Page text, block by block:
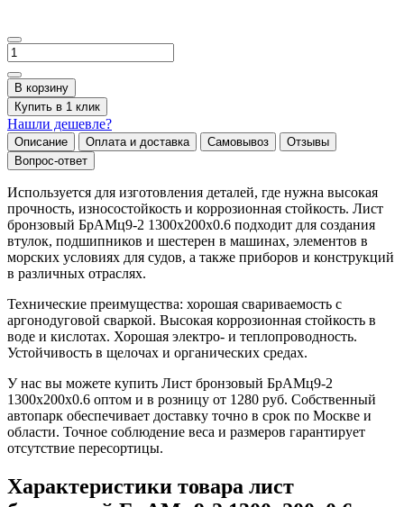
В корзину
Купить в 1 клик
Нашли дешевле?
Описание Оплата и доставка Самовывоз
Отзывы
Вопрос-ответ
Используется для изготовления деталей, где нужна высокая
прочность, износостойкость и коррозионная стойкость. Лист
бронзовый БрАМц9-2 1300х200х0.6 подходит для создания
втулок, подшипников и шестерен в машинах, элементов в
морских условиях для судов, а также приборов и конструкций
в различных отраслях.
Технические преимущества: хорошая свариваемость с
аргонодуговой сваркой. Высокая коррозионная стойкость в
воде и кислотах. Хорошая электро- и теплопроводность.
Устойчивость в щелочах и органических средах.
У нас вы можете купить Лист бронзовый БрАМц9-2
1300х200х0.6 оптом и в розницу от 1280 руб. Собственный
автопарк обеспечивает доставку точно в срок по Москве и
области. Точное соблюдение веса и размеров гарантирует
отсутствие пересортицы.
Характеристики товара лист